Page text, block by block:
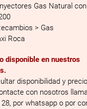
Gas Natural
> Gas
Roca
disponible en nuestros
disponibilidad y
con nosotros
por whatsapp o por